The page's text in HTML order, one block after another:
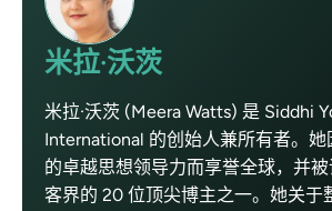
米拉·沃茨
米拉·沃茨 (Meera Watts) 是 Siddhi
International 的创始人兼所有者。她
的卓越思想领导力而享誉全球，并
客界的 20 位顶尖博主之一。她关于